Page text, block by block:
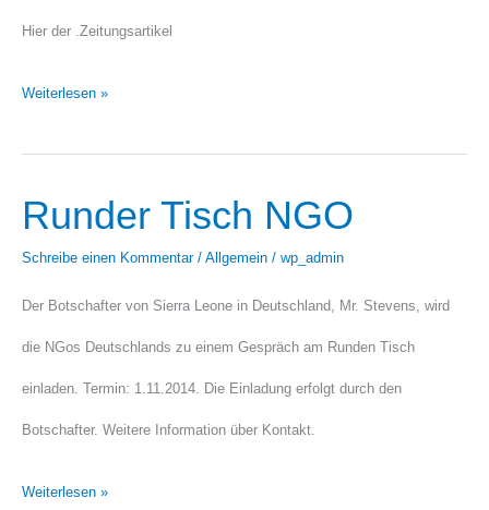
Hier der .Zeitungsartikel
Weiterlesen »
Runder Tisch NGO
Schreibe einen Kommentar / Allgemein / wp_admin
Der Botschafter von Sierra Leone in Deutschland, Mr. Stevens, wird
die NGos Deutschlands zu einem Gespräch am Runden Tisch
einladen. Termin: 1.11.2014. Die Einladung erfolgt durch den
Botschafter. Weitere Information über Kontakt.
Runder
Tisch
Weiterlesen »